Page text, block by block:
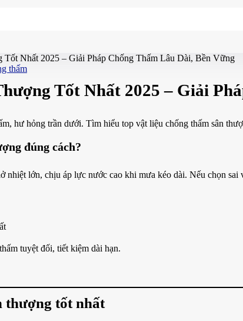
Nhất 2025 – Giải Pháp Chống Thấm Lâu Dài, Bền Vững
thấm
Tốt Nhất 2025 – Giải
hư hỏng trần dưới. Tìm hiểu top vật liệu chống thấm sân
đúng cách?
nhiệt lớn, chịu áp lực nước cao khi mưa kéo dài. Nếu chọn sai
tuyệt đối, tiết kiệm dài hạn.
thượng tốt nhất